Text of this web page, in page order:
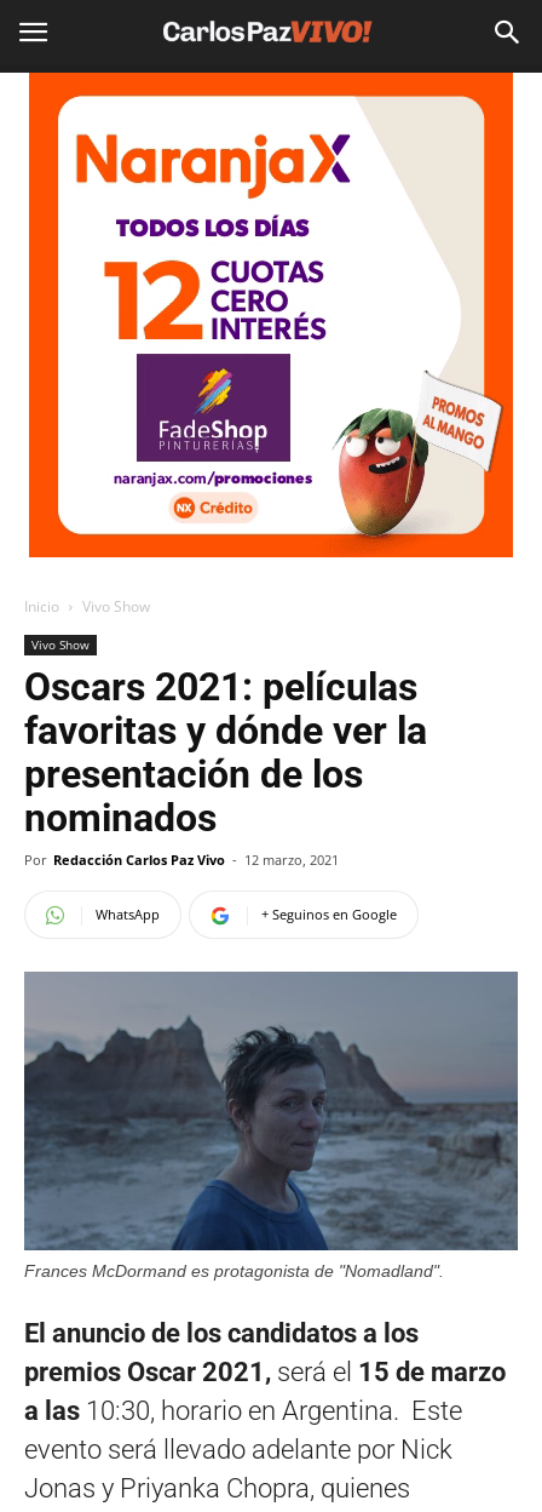
Inicio Vivo Show
Vivo Show
Oscars 2021: películas
favoritas y dónde ver la
presentación de los
nominados
Por Redacción Carlos Paz Vivo - 12 marzo, 2021
WhatsApp + Seguinos en Google
Frances McDormand es protagonista de "Nomadland".
El anuncio de los candidatos a los
premios Oscar 2021, será el 15 de marzo
a las 10:30, horario en Argentina. Este
evento será llevado adelante por Nick
Jonas y Priyanka Chopra, quienes